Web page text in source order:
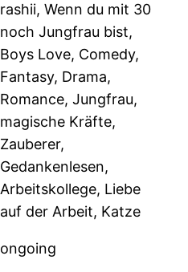
rashii, Wenn du mit 30
noch Jungfrau bist,
Boys Love, Comedy,
Fantasy, Drama,
Romance, Jungfrau,
magische Kräfte,
Zauberer,
Gedankenlesen,
Arbeitskollege, Liebe
auf der Arbeit, Katze
ongoing